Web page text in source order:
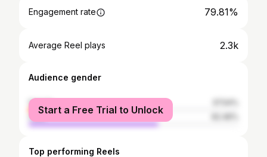
Engagement rate 79.81%
Average Reel plays 2.3k
Audience gender
female
male
Start a Free Trial to Unlock
Top performing Reels